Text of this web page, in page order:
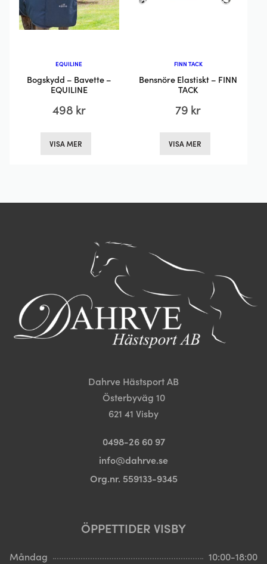
på
produktsidan
EQUILINE
Bogskydd – Bavette –
EQUILINE
498 kr
VISA MER
olika
alternativen
kan
på
produktsidan
FINN TACK
Bensnöre Elastiskt – FINN
TACK
79 kr
VISA MER
kan
väljas
på
Dahrve Hästsport AB
Österbyväg 10
621 41 Visby
0498-26 60 97
info@dahrve.se
Org.nr. 559133-9345
ÖPPETTIDER VISBY
Måndag
10:00-18:00